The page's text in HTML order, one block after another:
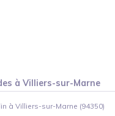
àVilliers-sur-Marne
à Villiers-sur-Marne (94350)